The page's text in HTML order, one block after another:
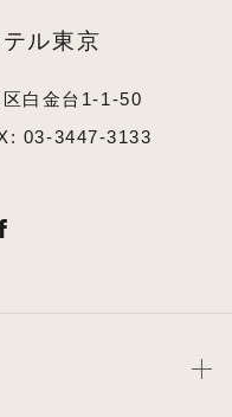
ル東京
白金台1-1-50
03-3447-3133